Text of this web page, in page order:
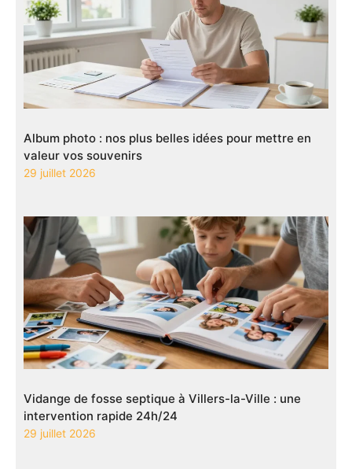
Album photo : nos plus belles idées pour mettre en
valeur vos souvenirs
29 juillet 2026
Vidange de fosse septique à Villers-la-Ville : une
intervention rapide 24h/24
29 juillet 2026